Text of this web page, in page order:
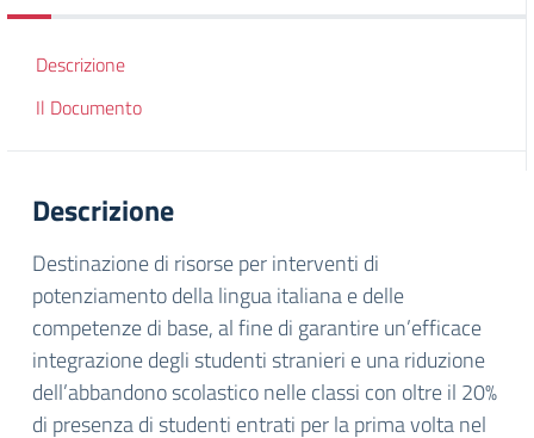
Descrizione
Il Documento
Descrizione
Destinazione di risorse per interventi di
potenziamento della lingua italiana e delle
competenze di base, al fine di garantire un’efficace
integrazione degli studenti stranieri e una riduzione
dell’abbandono scolastico nelle classi con oltre il 20%
di presenza di studenti entrati per la prima volta nel